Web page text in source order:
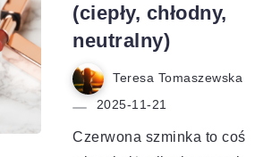
(ciepły, chłodny,
neutralny)
Teresa Tomaszewska
2025-11-21
Czerwona szminka to coś